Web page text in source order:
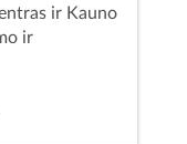
ir Kauno
ir